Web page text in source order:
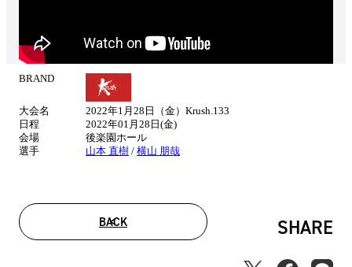
BRAND
大会名
2022年1月28日（金）Krush.133
日程
2022年01月28日(金)
会場
後楽園ホール
選手
山本 直樹 / 横山 朋哉
BACK SHARE